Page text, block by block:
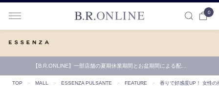
0
TOP ＞ MALL ＞ ESSENZA PULSANTE ＞ FEATURE ＞ 香りで好感度UP！ 女性の